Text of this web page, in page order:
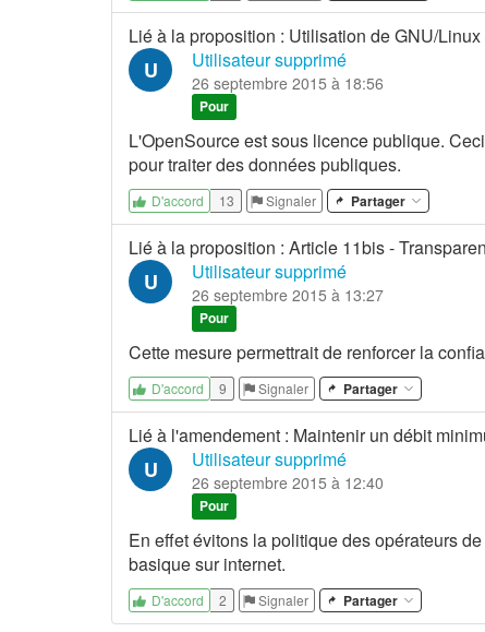
Lié à la proposition : Utilisation de GNU/
U Utilisateur supprimé
26 septembre 2015 à 18:56
Pour
L'OpenSource est sous licence publique.
pour traiter des données publiques.
D'accord 13 Signaler Partager
Lié à la proposition : Article 11bis -
U Utilisateur supprimé
26 septembre 2015 à 13:27
Pour
Cette mesure permettrait de renforcer la
D'accord 9 Signaler Partager
Lié à l'amendement : Maintenir un débit
U Utilisateur supprimé
26 septembre 2015 à 12:40
Pour
En effet évitons la politique des opérateurs
basique sur internet.
D'accord 2 Signaler Partager